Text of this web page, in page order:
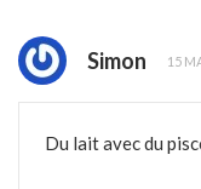
Simon 15
Du lait avec du